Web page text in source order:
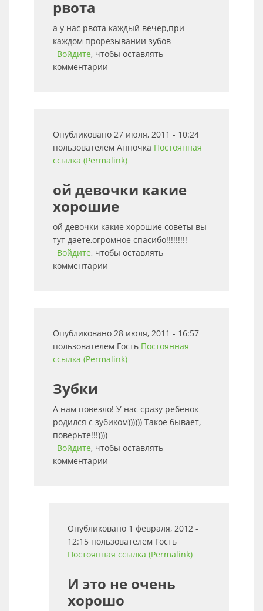
рвота
а у нас рвота каждый вечер,при
каждом прорезывании зубов
Войдите, чтобы оставлять
комментарии
Опубликовано 27 июля, 2011 - 10:24
пользователем Анночка Постоянная
ссылка (Permalink)
ой девочки какие
хорошие
ой девочки какие хорошие советы вы
тут даете,огромное спасибо!!!!!!!!!
Войдите, чтобы оставлять
комментарии
Опубликовано 28 июля, 2011 - 16:57
пользователем Гость Постоянная
ссылка (Permalink)
Зубки
А нам повезло! У нас сразу ребенок
родился с зубиком)))))) Такое бывает,
поверьте!!!))))
Войдите, чтобы оставлять
комментарии
Опубликовано 1 февраля, 2012 -
12:15 пользователем Гость
Постоянная ссылка (Permalink)
И это не очень
хорошо